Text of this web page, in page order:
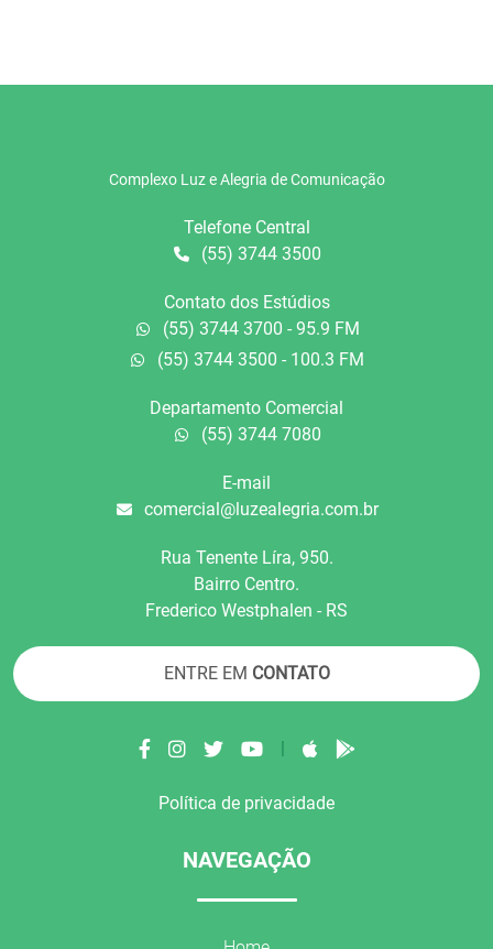
Complexo Luz e Alegria de Comunicação
Telefone Central
(55) 3744 3500
Contato dos Estúdios
(55) 3744 3700 - 95.9 FM
(55) 3744 3500 - 100.3 FM
Departamento Comercial
(55) 3744 7080
E-mail
comercial@luzealegria.com.br
Rua Tenente Líra, 950.
Bairro Centro.
Frederico Westphalen - RS
ENTRE EM CONTATO
|
Política de privacidade
NAVEGAÇÃO